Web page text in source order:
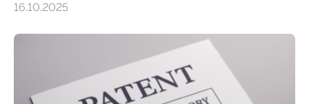
gehören zu den häufigsten gesundheitlichen
Rückenschmerzen denken und welche Erfahrungen sie
damit gemacht haben, kann entscheidend
beeinflussen, wie Schmerzen verlaufen und welche
Therapien wirken. Diese individuellen Überzeugungen
16.10.2025